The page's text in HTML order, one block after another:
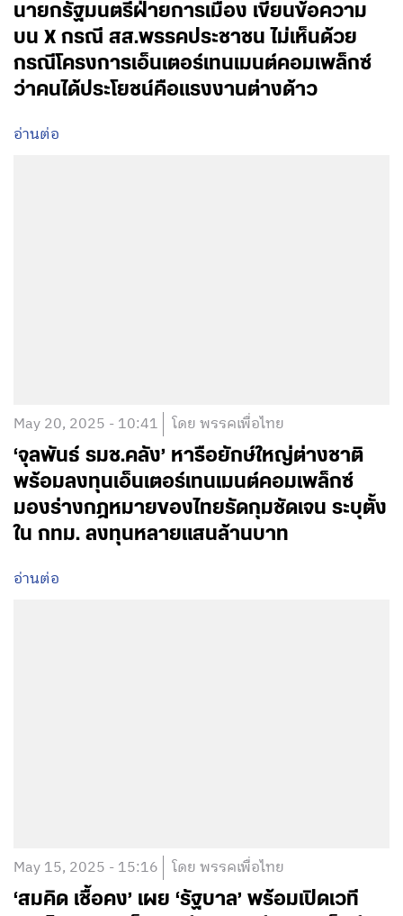
นายกรัฐมนตรีฝ่ายการเมือง เขียนข้อความ
บน X กรณี สส.พรรคประชาชน ไม่เห็นด้วย
กรณีโครงการเอ็นเตอร์เทนเมนต์คอมเพล็กซ์
ว่าคนได้ประโยชน์คือแรงงานต่างด้าว
อ่านต่อ
May 20, 2025 - 10:41 โดย พรรคเพื่อไทย
‘จุลพันธ์ รมช.คลัง’ หารือยักษ์ใหญ่ต่างชาติ
พร้อมลงทุนเอ็นเตอร์เทนเมนต์คอมเพล็กซ์
มองร่างกฎหมายของไทยรัดกุมชัดเจน ระบุตั้ง
ใน กทม. ลงทุนหลายแสนล้านบาท
อ่านต่อ
May 15, 2025 - 15:16 โดย พรรคเพื่อไทย
‘สมคิด เชื้อคง’ เผย ‘รัฐบาล’ พร้อมเปิดเวที